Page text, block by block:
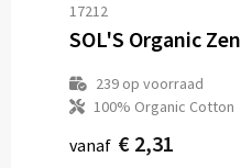
17212
SOL'S Organic Zen
239op voorraad
100% Organic Cotton
vanaf € 2,31